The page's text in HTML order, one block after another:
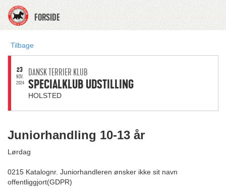
FORSIDE
Tilbage
23
NOV.
2024
DANSK TERRIER KLUB
SPECIALKLUB UDSTILLING
HOLSTED
Juniorhandling 10-13 år
Lørdag
0215 Katalognr. Juniorhandleren ønsker ikke sit navn
offentliggjort(GDPR)